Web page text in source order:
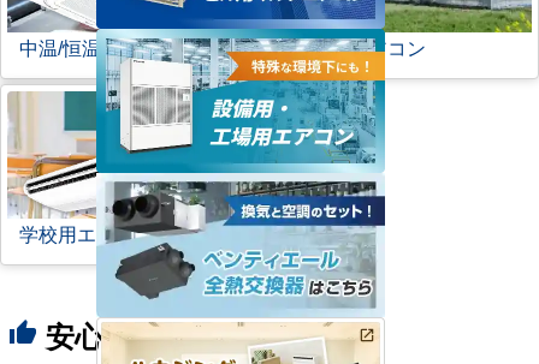
中温/恒温用エアコン 農業用エアコン
学校用エアコン
thumb_up 安心の8つのポイント